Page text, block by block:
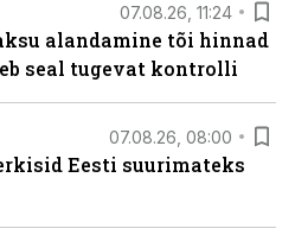
07.08.26, 11:24
alandamine tõi hinnad
seal tugevat kontrolli
07.08.26, 08:00
Eesti suurimateks